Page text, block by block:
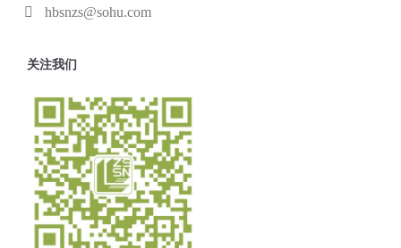
hbsnzs@sohu.com
关注我们